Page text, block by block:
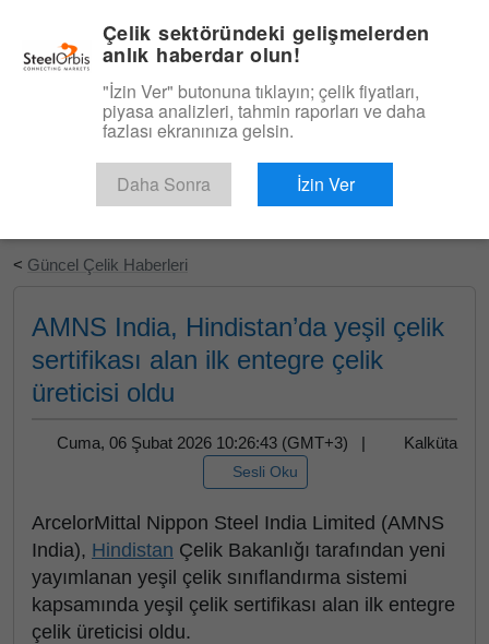
Ücretsiz Deneyin
< Güncel Çelik Haberleri
AMNS India, Hindistan’da yeşil çelik
sertifikası alan ilk entegre çelik
üreticisi oldu
Cuma, 06 Şubat 2026 10:26:43 (GMT+3) | Kalküta
Sesli Oku
ArcelorMittal Nippon Steel India Limited (AMNS
India), Hindistan Çelik Bakanlığı tarafından yeni
yayımlanan yeşil çelik sınıflandırma sistemi
kapsamında yeşil çelik sertifikası alan ilk entegre
çelik üreticisi oldu.
Çelik sektöründeki gelişmelerden
anlık haberdar olun!
"İzin Ver" butonuna tıklayın; çelik fiyatları,
piyasa analizleri, tahmin raporları ve daha
fazlası ekranınıza gelsin.
Daha Sonra İzin Ver